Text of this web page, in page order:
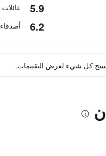
5.9 عائلات
6.2 أصدقاء
مسح كل شيء لعرض التقييمات.